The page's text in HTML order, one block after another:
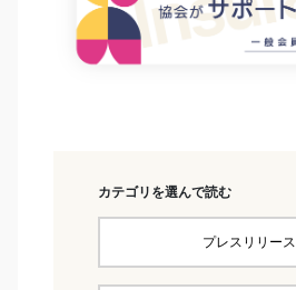
カテゴリを選んで読む
プレスリリース